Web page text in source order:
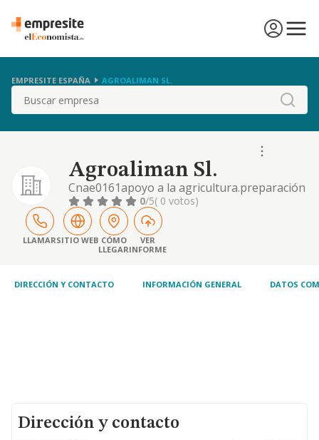
EMPRESITE ESPAÑA AGROALIMAN SL.
Buscar
Agroaliman Sl.
Cnae0161apoyo a la agricultura.preparación
deltierra, poda, riego, aplicación de
productos sanitarios, inseminación, servicios
de recolección y preparación de cosechas, de
plantación.cultivo de olivo, cereales,
hortalizas, frutas y verduras.comercio,
producto lacteos
0/5( 0 votos)
LLAMARSITIO WEB CÓMO
LLEGAR
VER
INFORME
DIRECCIÓN Y CONTACTO INFORMACIÓN GENERAL DATOS
Dirección y contacto